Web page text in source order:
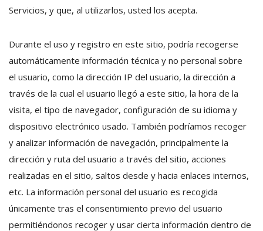
Servicios, y que, al utilizarlos, usted los acepta.
Durante el uso y registro en este sitio, podría recogerse
automáticamente información técnica y no personal sobre
el usuario, como la dirección IP del usuario, la dirección a
través de la cual el usuario llegó a este sitio, la hora de la
visita, el tipo de navegador, configuración de su idioma y
dispositivo electrónico usado. También podríamos recoger
y analizar información de navegación, principalmente la
dirección y ruta del usuario a través del sitio, acciones
realizadas en el sitio, saltos desde y hacia enlaces internos,
etc. La información personal del usuario es recogida
únicamente tras el consentimiento previo del usuario
permitiéndonos recoger y usar cierta información dentro de